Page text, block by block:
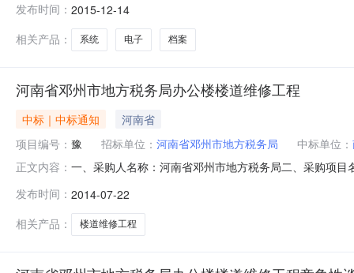
询价文件货物需求及技术规格要求）三、投标人资格要
制度。3.具有履行合同所必需的设
发布时间： 2015-12-14
相关产品：
系统 电子 档案
河南省邓州市地方税务局办公楼楼道维修工程
中标｜中标通知
河南省
项目编号： 豫 招标单位： 河南省邓州市地方税务局 中标单位：
正文内容： 一、采购人名称：河南省邓州市地方税务局二、采购项
人民币286000.00元（大写：贰拾捌万陆仟元整）七、
人或其委托的采购代理
发布时间： 2014-07-22
相关产品：
楼道维修工程